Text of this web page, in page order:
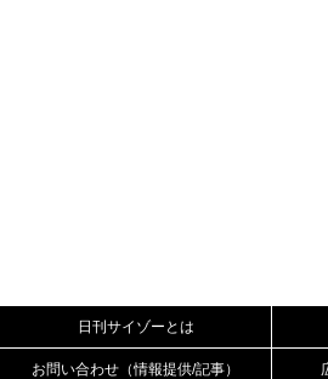
日刊サイゾーとは
お問い合わせ（情報提供/記事）